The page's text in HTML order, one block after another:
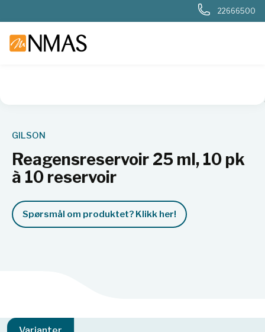
22666500
GILSON
Reagensreservoir 25 ml, 10 pk
à 10 reservoir
Spørsmål om produktet? Klikk her!